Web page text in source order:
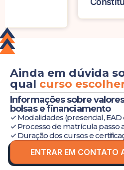
Ainda em dúvida
qual curso
Informações sobre
bolsas e financiamento
✓ Modalidades (presencial,
✓ Processo de matrícula passo
✓ Duração dos cursos e
ENTRAR EM CONTATO